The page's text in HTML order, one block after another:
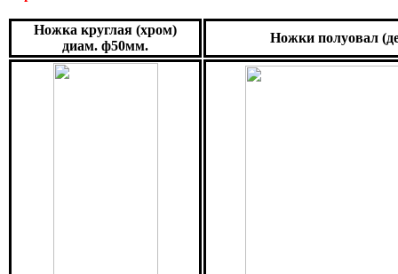
Ножка круглая (хром)
диам. ф50мм.
Ножки полуовал